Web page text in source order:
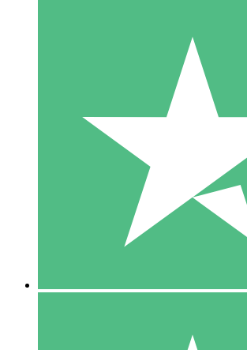
Paquetes de Créditos
Paga según el uso con créditos de descarga.
10 00
10 Descargas